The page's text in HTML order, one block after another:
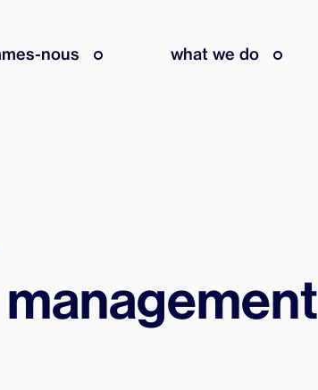
nous what we do